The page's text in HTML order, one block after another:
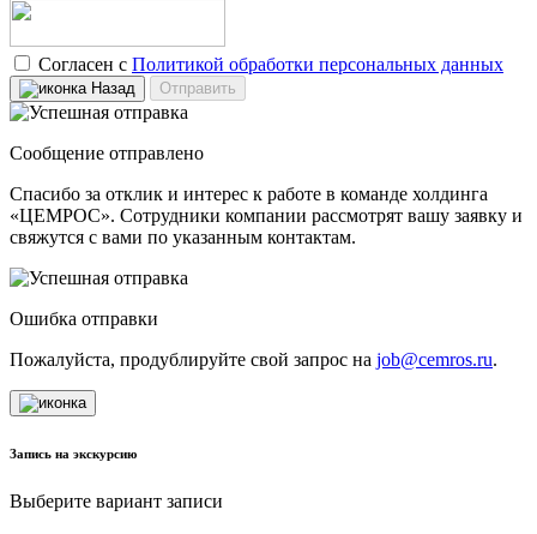
Согласен с Политикой обработки персональных данных
Назад Отправить
Сообщение отправлено
Спасибо за отклик и интерес к работе в команде холдинга
«ЦЕМРОС». Сотрудники компании рассмотрят вашу заявку и
свяжутся с вами по указанным контактам.
Ошибка отправки
Пожалуйста, продублируйте свой запрос на job@cemros.ru.
Запись на экскурсию
Выберите вариант записи